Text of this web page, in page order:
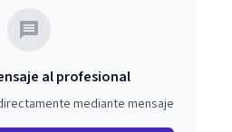
para satisfacer las mejores
una experiencia notable en
le dieron las mejores
al profesional
mediante mensaje